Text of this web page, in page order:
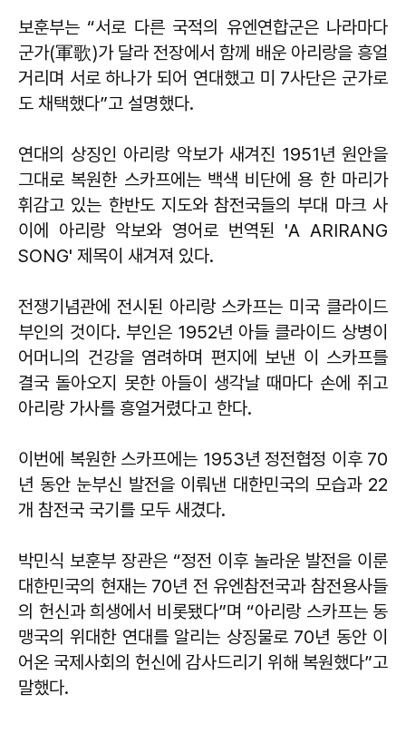
보훈부는 “서로 다른 국적의 유엔연합군은 나라마다
군가(軍歌)가 달라 전장에서 함께 배운 아리랑을 흥얼
거리며 서로 하나가 되어 연대했고 미 7사단은 군가로
도 채택했다”고 설명했다.
연대의 상징인 아리랑 악보가 새겨진 1951년 원안을
그대로 복원한 스카프에는 백색 비단에 용 한 마리가
휘감고 있는 한반도 지도와 참전국들의 부대 마크 사
이에 아리랑 악보와 영어로 번역된 'A ARIRANG
SONG' 제목이 새겨져 있다.
전쟁기념관에 전시된 아리랑 스카프는 미국 클라이드
부인의 것이다. 부인은 1952년 아들 클라이드 상병이
어머니의 건강을 염려하며 편지에 보낸 이 스카프를
결국 돌아오지 못한 아들이 생각날 때마다 손에 쥐고
아리랑 가사를 흥얼거렸다고 한다.
이번에 복원한 스카프에는 1953년 정전협정 이후 70
년 동안 눈부신 발전을 이뤄낸 대한민국의 모습과 22
개 참전국 국기를 모두 새겼다.
박민식 보훈부 장관은 “정전 이후 놀라운 발전을 이룬
대한민국의 현재는 70년 전 유엔참전국과 참전용사들
의 헌신과 희생에서 비롯됐다”며 “아리랑 스카프는 동
맹국의 위대한 연대를 알리는 상징물로 70년 동안 이
어온 국제사회의 헌신에 감사드리기 위해 복원했다”고
말했다.